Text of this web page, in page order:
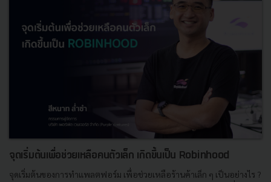
จุดเริ่มต้นเพื่อช่วยเหลือคนตัวเล็ก เกิดขึ้นเป็น Robinhood
จุดเริ่มต้นของการทำแพลตฟอร์ม เพื่อช่วยเหลือร้านค้าเล็ก ๆ เป็นอย่างไร ?